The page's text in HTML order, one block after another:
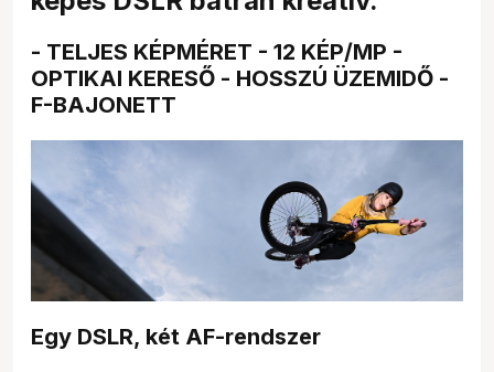
- TELJES KÉPMÉRET - 12 KÉP/MP -
OPTIKAI KERESŐ - HOSSZÚ ÜZEMIDŐ -
F-BAJONETT
Egy DSLR, két AF-rendszer